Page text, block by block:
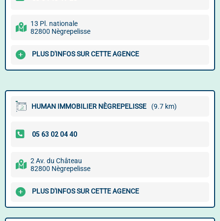
13 Pl. nationale
82800 Nègrepelisse
PLUS D'INFOS SUR CETTE AGENCE
HUMAN IMMOBILIER NÈGREPELISSE (9.7 km)
2 Av. du Château
82800 Nègrepelisse
PLUS D'INFOS SUR CETTE AGENCE